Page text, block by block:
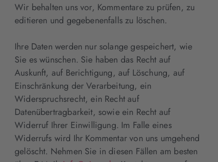
Wir behalten uns vor, Kommentare zu prüfen, zu
editieren und gegebenenfalls zu löschen.
Ihre Daten werden nur solange gespeichert, wie
Sie es wünschen. Sie haben das Recht auf
Auskunft, auf Berichtigung, auf Löschung, auf
Einschränkung der Verarbeitung, ein
Widerspruchsrecht, ein Recht auf
Datenübertragbarkeit, sowie ein Recht auf
Widerruf Ihrer Einwilligung. Im Falle eines
Widerrufs wird Ihr Kommentar von uns umgehend
gelöscht. Nehmen Sie in diesen Fällen am besten